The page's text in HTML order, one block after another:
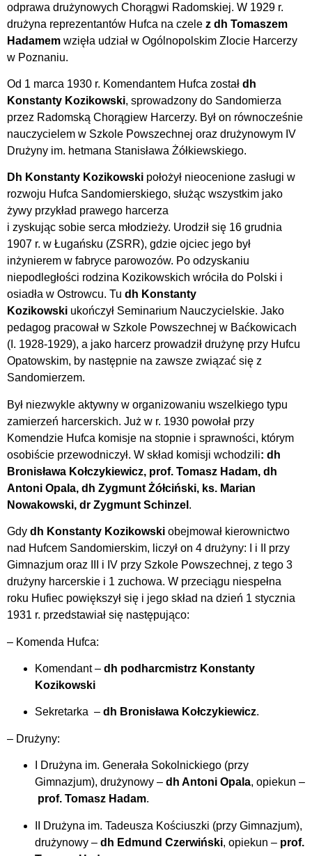
odprawa drużynowych Chorągwi Radomskiej. W 1929 r.
drużyna reprezentantów Hufca na czele z dh Tomaszem
Hadamem wzięła udział w Ogólnopolskim Zlocie Harcerzy
w Poznaniu.
Od 1 marca 1930 r. Komendantem Hufca został dh
Konstanty Kozikowski, sprowadzony do Sandomierza
przez Radomską Chorągiew Harcerzy. Był on równocześnie
nauczycielem w Szkole Powszechnej oraz drużynowym IV
Drużyny im. hetmana Stanisława Żółkiewskiego.
Dh Konstanty Kozikowski położył nieocenione zasługi w
rozwoju Hufca Sandomierskiego, służąc wszystkim jako
żywy przykład prawego harcerza
i zyskując sobie serca młodzieży. Urodził się 16 grudnia
1907 r. w Ługańsku (ZSRR), gdzie ojciec jego był
inżynierem w fabryce parowozów. Po odzyskaniu
niepodległości rodzina Kozikowskich wróciła do Polski i
osiadła w Ostrowcu. Tu dh Konstanty
Kozikowski ukończył Seminarium Nauczycielskie. Jako
pedagog pracował w Szkole Powszechnej w Baćkowicach
(I. 1928-1929), a jako harcerz prowadził drużynę przy Hufcu
Opatowskim, by następnie na zawsze związać się z
Sandomierzem.
Był niezwykle aktywny w organizowaniu wszelkiego typu
zamierzeń harcerskich. Już w r. 1930 powołał przy
Komendzie Hufca komisje na stopnie i sprawności, którym
osobiście przewodniczył. W skład komisji wchodzili: dh
Bronisława Kołczykiewicz, prof. Tomasz Hadam, dh
Antoni Opala, dh Zygmunt Żółciński, ks. Marian
Nowakowski, dr Zygmunt Schinzel .
Gdy dh Konstanty Kozikowski obejmował kierownictwo
nad Hufcem Sandomierskim, liczył on 4 drużyny: I i II przy
Gimnazjum oraz III i IV przy Szkole Powszechnej, z tego 3
drużyny harcerskie i 1 zuchowa. W przeciągu niespełna
roku Hufiec powiększył się i jego skład na dzień 1 stycznia
1931 r. przedstawiał się następująco:
– Komenda Hufca:
Komendant – dh podharcmistrz Konstanty
Kozikowski
Sekretarka – dh Bronisława Kołczykiewicz.
– Drużyny:
I Drużyna im. Generała Sokolnickiego (przy
Gimnazjum), drużynowy – dh Antoni Opala, opiekun –
prof. Tomasz Hadam.
II Drużyna im. Tadeusza Kościuszki (przy Gimnazjum),
drużynowy – dh Edmund Czerwiński, opiekun – prof.